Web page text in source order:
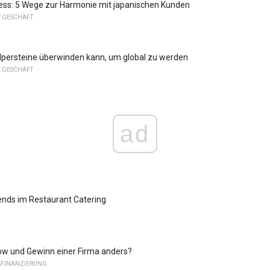
5 Wege zur Harmonie mit japanischen Kunden
GESCHÄFT
​​überwinden kann, um global zu werden
GESCHÄFT
ad
im Restaurant Catering
und Gewinn einer Firma anders?